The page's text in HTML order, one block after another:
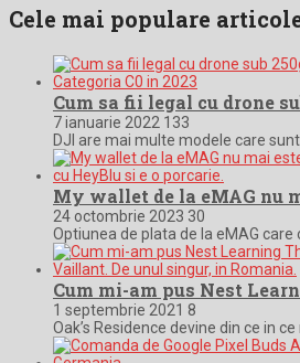
Cele mai populare
Cum sa fii legal cu drone
7 ianuarie 2022 133
DJI are mai multe modele care
My wallet de la eMAG nu
24 octombrie 2023 30
Optiunea de plata de la eMAG
Cum mi-am pus Nest
1 septembrie 2021 8
Oak’s Residence devine din ce in